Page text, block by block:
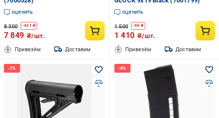
оценить
8 300 -451 ₴
7 849 ₴/шт.
Привезём Доставим
оценить
1 500 -90 ₴
1 410 ₴/шт.
Привезём Доставим